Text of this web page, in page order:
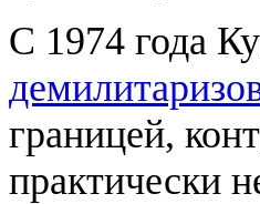
С 1974 года
границей,
практически